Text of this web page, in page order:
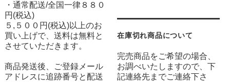
・通常配送/全国一律８８０
円(税込)
５,５００円(税込)以上のお
買い上げで、送料は無料と
させていただきます。
商品発送後、ご登録メール
アドレスに追跡番号と配送
在庫切れ商品について
完売商品をご希望の場合、
お調べいたしますので、下
記連絡先までご連絡下さ